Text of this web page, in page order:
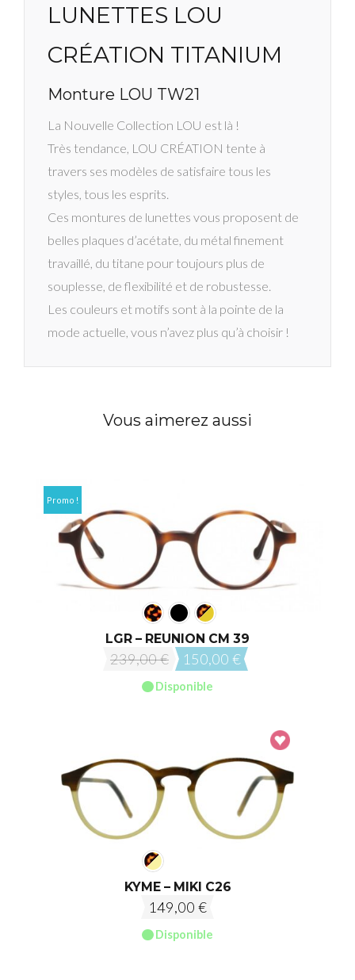
LUNETTES LOU
CRÉATION TITANIUM
Monture LOU TW21
La Nouvelle Collection LOU est là !
Très tendance, LOU CRÉATION tente à
travers ses modèles de satisfaire tous les
styles, tous les esprits.
Ces montures de lunettes vous proposent de
belles plaques d’acétate, du métal finement
travaillé, du titane pour toujours plus de
souplesse, de flexibilité et de robustesse.
Les couleurs et motifs sont à la pointe de la
mode actuelle, vous n’avez plus qu’à choisir !
Vous aimerez aussi
Promo !
LGR – REUNION CM 39
239,00€Le
prix
239,00 €.
150,00 €
est :
150,00 €.
Disponible
KYME – MIKI C26
149,00 €
Disponible